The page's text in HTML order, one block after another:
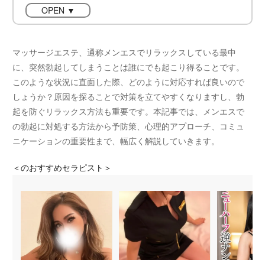
OPEN ▼
マッサージエステ、通称メンエスでリラックスしている最中
に、突然勃起してしまうことは誰にでも起こり得ることです。
このような状況に直面した際、どのように対応すれば良いので
しょうか？原因を探ることで対策を立てやすくなりますし、勃
起を防ぐリラックス方法も重要です。本記事では、メンエスで
の勃起に対処する方法から予防策、心理的アプローチ、コミュ
ニケーションの重要性まで、幅広く解説していきます。
＜のおすすめセラピスト＞